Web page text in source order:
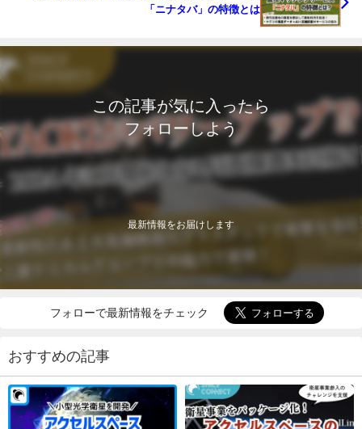
「ニナタバ」の特徴とは
この記事が気に入ったら
フォローしよう
最新情報をお届けします
フォローで最新情報をチェック
おすすめの記事